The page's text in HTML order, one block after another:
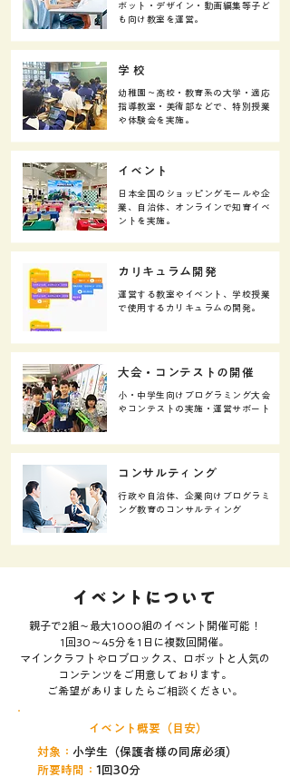
ボット・デザイン・動画編集等子ど
も向け教室を運営。
​学 校
幼稚園〜高校・教育系の大学・適応
指導教室・美術部などで、特別授業
や体験会を実施。
​イベント
日本全国のショッピングモールや企
業、自治体、オンラインで知育イベ
ントを実施。
​カリキュラム開発
運営する教室やイベント、学校授業
で使用するカリキュラムの開発。
​大会・コンテストの開催
小・中学生向けプログラミング大会
やコンテストの実施・運営サポート
​コンサルティング
行政や自治体、企業向けプログラミ
ング教育のコンサルティング
​イベントについて
親子で2組〜最大1000組のイベント開催可能！
1回30〜45分を1日に複数回開催。
マインクラフトやロブロックス、ロボットと人気の
コンテンツをご用意しております。
​ご希望がありましたらご相談ください。
​イベント概要（目安）
対象： 小学生（保護者様の同席必須）
所要時間： 1回30分